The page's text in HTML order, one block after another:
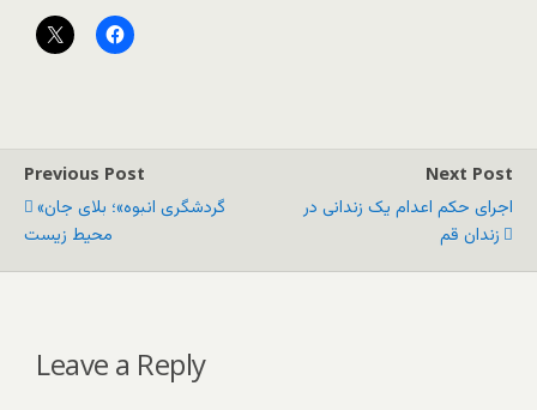
Previous Post
«گردشگری انبوه»؛ بلای جان
محیط زیست
Next Post
اجرای حکم اعدام یک زندانی در
زندان قم
Leave a Reply